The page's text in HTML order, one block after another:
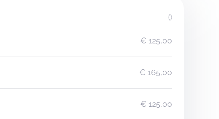
()
€ 125,00
€ 165,00
€ 125,00